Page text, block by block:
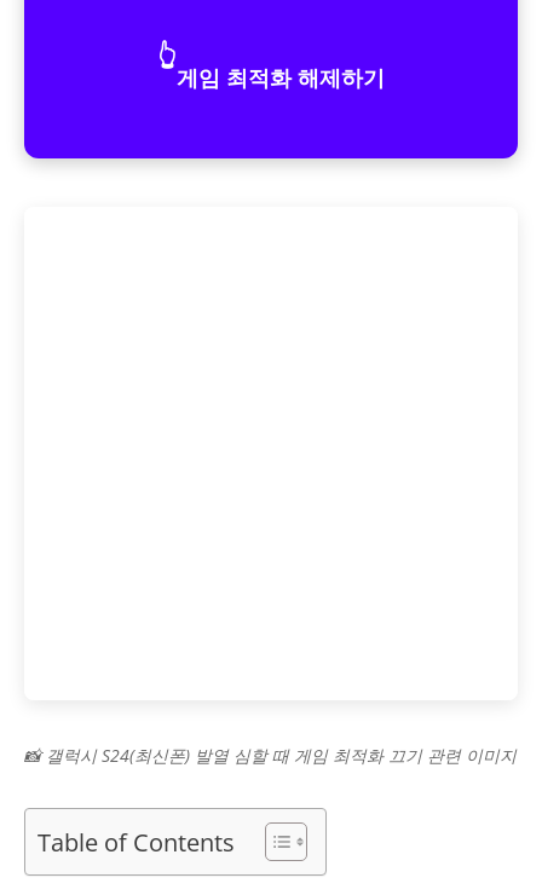
👆
게임 최적화 해제하기
📸 갤럭시 S24(최신폰) 발열 심할 때 게임 최적화 끄기 관련 이미지
Table of Contents